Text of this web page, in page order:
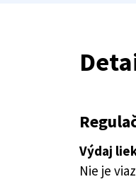
Výdaj
Nie je